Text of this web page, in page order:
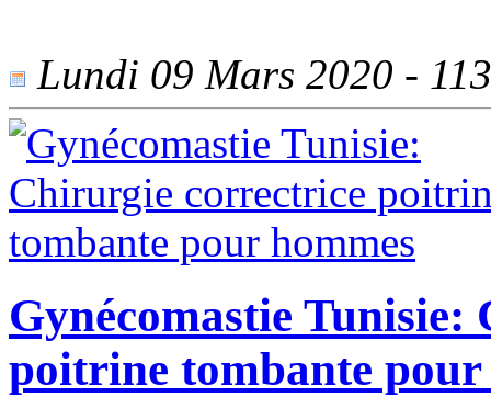
Lundi 09 Mars 2020 -
Gynécomastie
poitrine tombante pour